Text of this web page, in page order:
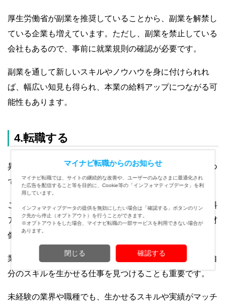
厚生労働省が副業を推奨していることから、副業を解禁し
ている企業も増えています。ただし、副業を禁止している
会社もあるので、事前に就業規則の確認が必要です。
副業を通して新しいスキルやノウハウを身に付けられれ
ば、幅広い知見も得られ、本業の給料アップにつながる可
能性もあります。
4.転職する
昇給が見込めない場合、転職を検討するのも選択肢の一つ
です。
これまでのキャリアや実績を生かせる企業であれば、給料
アップを期待できるでしょう。ただし、企業が求める人材
像とマッチしている必要があります。
業界によって給与水準が異なるので、水準の高い業界で自
分のスキルを生かせる仕事を見つけることも重要です。
未経験の業界や職種でも、生かせるスキルや実績がマッチ
マイナビ転職からのお知らせ
マイナビ転職では、サイトの継続的な改善や、ユーザーのみなさまに最適化され
た広告を配信すること等を目的に、Cookie等の「インフォマティブデータ」を利
用しています。
インフォマティブデータの提供を無効にしたい場合は「確認する」ボタンのリン
ク先から停止（オプトアウト）を行うことができます。
※オプトアウトをした場合、マイナビ転職の一部サービスを利用できない場合が
あります。
閉じる 確認する